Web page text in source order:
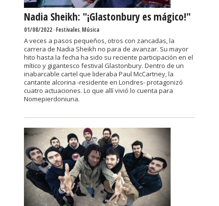
Nadia Sheikh: "¡Glastonbury es mágico!"
01/08/2022-Festivales,Música
A veces a pasos pequeños, otros con zancadas, la
carrera de Nadia Sheikh no para de avanzar. Su mayor
hito hasta la fecha ha sido su reciente participación en el
mítico y gigantesco festival Glastonbury. Dentro de un
inabarcable cartel que lideraba Paul McCartney, la
cantante alcorina -residente en Londres- protagonizó
cuatro actuaciones. Lo que allí vivió lo cuenta para
Nomepierdoniuna.